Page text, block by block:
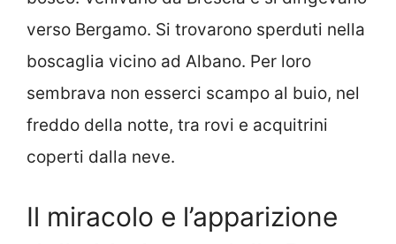
verso Bergamo. Si trovarono sperduti nella
boscaglia vicino ad Albano. Per loro
sembrava non esserci scampo al buio, nel
freddo della notte, tra rovi e acquitrini
coperti dalla neve.
Il miracolo e l’apparizione